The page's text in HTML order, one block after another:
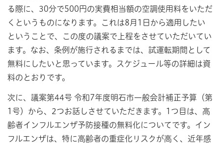
る際に、30分で500円の実費相当額の空調使用料をいただ
くというものになります。これは8月1日から適用したい
ということで、この度の議案で上程をさせていただいてい
ます。なお、条例が施行されるまでは、試運転期間として
無料にしたいと思っています。スケジュール等の詳細は資
料のとおりです。
次に、議案第44号 令和7年度明石市一般会計補正予算（第
1号）から、2つお話しさせていただきます。1つ目は、高
齢者インフルエンザ予防接種の無料化についてです。イン
フルエンザは、特に高齢者の重症化リスクが高く、近年感